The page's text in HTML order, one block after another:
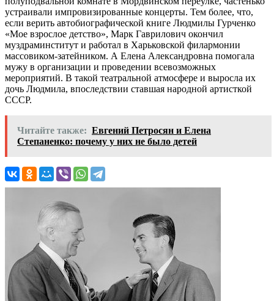
устраивали импровизированные концерты. Тем более, что,
если верить автобиографической книге Людмилы Гурченко
«Мое взрослое детство», Марк Гаврилович окончил
муздраминститут и работал в Харьковской филармонии
массовиком-затейником. А Елена Александровна помогала
мужу в организации и проведении всевозможных
мероприятий. В такой театральной атмосфере и выросла их
дочь Людмила, впоследствии ставшая народной артисткой
СССР.
Читайте также: Евгений Петросян и Елена
Степаненко: почему у них не было детей